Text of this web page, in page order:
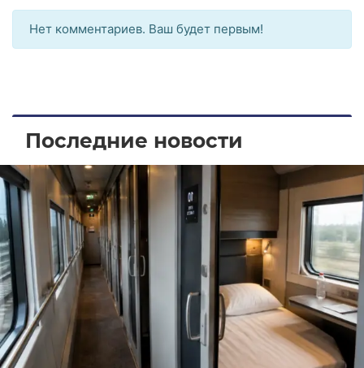
Нет комментариев. Ваш будет первым!
Последние новости